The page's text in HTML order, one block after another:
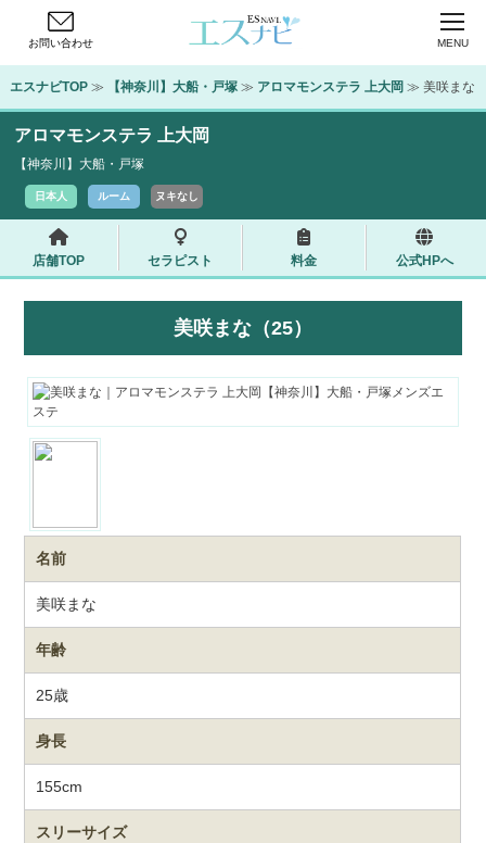
お問い合わせ MENU
エスナビTOP ≫ 【神奈川】大船・戸塚 ≫ アロマモンステラ 上大岡 ≫ 美咲まな
アロマモンステラ 上大岡
【神奈川】大船・戸塚
日本人 ルーム ヌキなし
店舗TOP セラピスト 料金 公式HPへ
美咲まな（25）
名前
美咲まな
年齢
25歳
身長
155cm
スリーサイズ